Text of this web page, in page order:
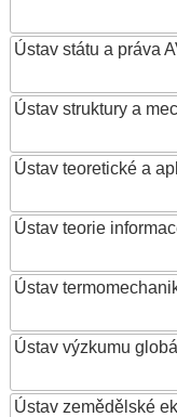
Ústav státu a práva
Ústav struktury a
Ústav teoretické a
Ústav teorie
Ústav
Ústav výzkumu
Ústav zemědělské